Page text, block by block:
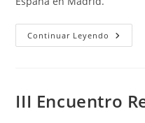
Continuar Leyendo
EN
III Encuentro